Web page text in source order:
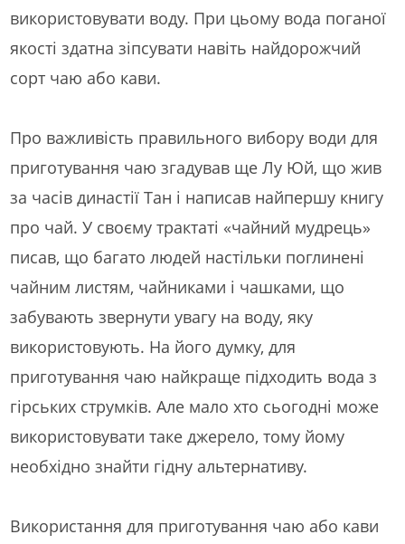
використовувати воду. При цьому вода поганої
якості здатна зіпсувати навіть найдорожчий
сорт чаю або кави.
Про важливість правильного вибору води для
приготування чаю згадував ще Лу Юй, що жив
за часів династії Тан і написав найпершу книгу
про чай. У своєму трактаті «чайний мудрець»
писав, що багато людей настільки поглинені
чайним листям, чайниками і чашками, що
забувають звернути увагу на воду, яку
використовують. На його думку, для
приготування чаю найкраще підходить вода з
гірських струмків. Але мало хто сьогодні може
використовувати таке джерело, тому йому
необхідно знайти гідну альтернативу.
Використання для приготування чаю або кави